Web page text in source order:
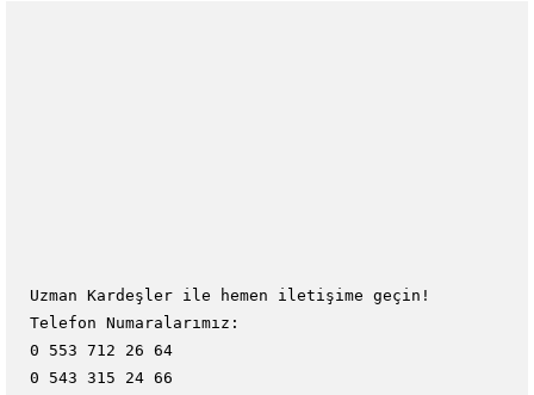
Uzman Kardeşler ile hemen iletişime geçin!
Telefon Numaralarımız:
0 553 712 26 64
0 543 315 24 66